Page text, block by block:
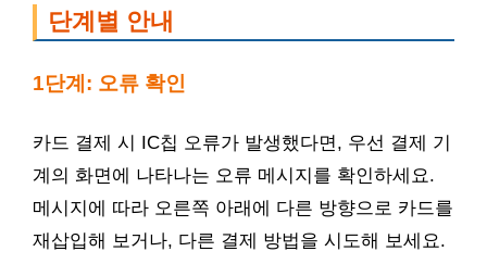
단계별 안내
1단계: 오류 확인
카드 결제 시 IC칩 오류가 발생했다면, 우선 결제 기
계의 화면에 나타나는 오류 메시지를 확인하세요.
메시지에 따라 오른쪽 아래에 다른 방향으로 카드를
재삽입해 보거나, 다른 결제 방법을 시도해 보세요.